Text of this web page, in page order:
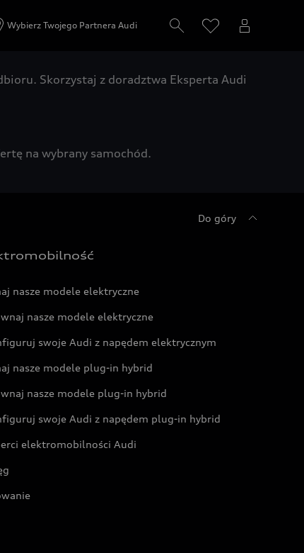
Wybierz Twojego Partnera Audi
Skorzystaj z doradztwa Eksperta Audi
na wybrany samochód.
Do góry
nasze modele elektryczne
nasze modele elektryczne
swoje Audi z napędem elektrycznym
nasze modele plug-in hybrid
nasze modele plug-in hybrid
swoje Audi z napędem plug-in hybrid
elektromobilności Audi